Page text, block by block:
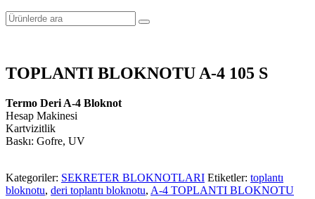
TOPLANTI BLOKNOTU A-4 105 S
Termo Deri A-4 Bloknot
Hesap Makinesi
Kartvizitlik
Baskı: Gofre, UV
Kategoriler: SEKRETER BLOKNOTLARI Etiketler: toplantı
bloknotu, deri toplantı bloknotu, A-4 TOPLANTI BLOKNOTU